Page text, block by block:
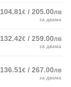
104.81€ / 205.00лв
за двама
132.42€ / 259.00лв
за двама
136.51€ / 267.00лв
за двама